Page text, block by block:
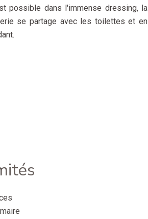
possible dans l'immense dressing, la
se partage avec les toilettes et en